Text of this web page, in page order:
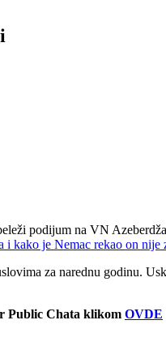
podijum na VN
kako je Nemac rekao on nije
za narednu godinu.
Public Chata klikom OVDE